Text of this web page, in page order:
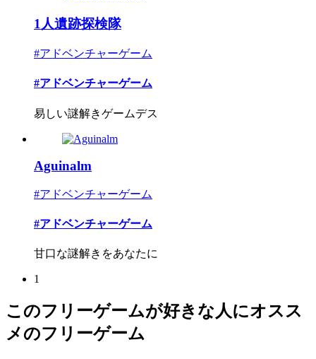
1人遺跡探検隊
#アドベンチャーゲーム
#アドベンチャーゲーム
易しい謎解きゲームデス
Aguinalm
#アドベンチャーゲーム
#アドベンチャーゲーム
甘口な謎解きをあなたに
1
このフリーゲームが好きな人にオスス
メのフリーゲーム